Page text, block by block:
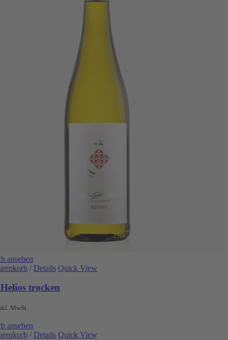
ansehen
/ Details Quick View
trocken
MwSt.
ansehen
/ Details Quick View